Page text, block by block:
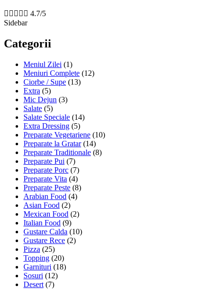
     4.7/5
Sidebar
Categorii
Meniul Zilei (1)
Meniuri Complete (12)
Ciorbe / Supe (13)
Extra (5)
Mic Dejun (3)
Salate (5)
Salate Speciale (14)
Extra Dressing (5)
Preparate Vegetariene (10)
Preparate la Gratar (14)
Preparate Traditionale (8)
Preparate Pui (7)
Preparate Porc (7)
Preparate Vita (4)
Preparate Peste (8)
Arabian Food (4)
Asian Food (2)
Mexican Food (2)
Italian Food (9)
Gustare Calda (10)
Gustare Rece (2)
Pizza (25)
Topping (20)
Garnituri (18)
Sosuri (12)
Desert (7)